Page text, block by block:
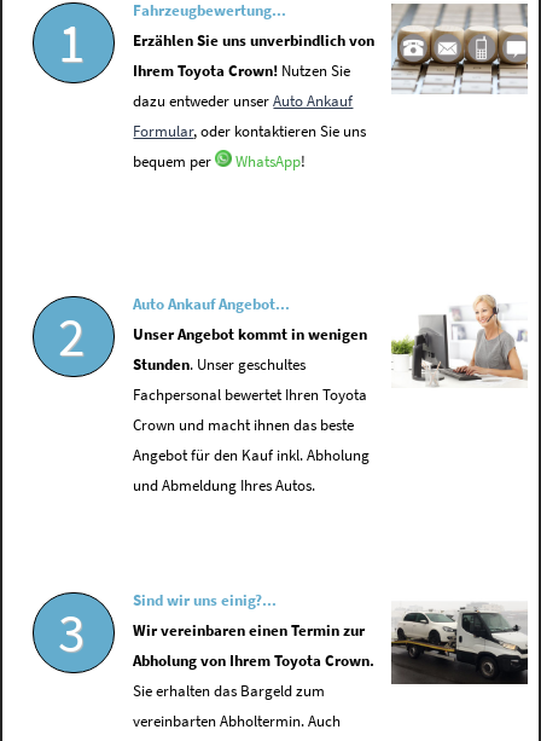
1
Fahrzeugbewertung...
Erzählen Sie uns unverbindlich von
Ihrem Toyota Crown! Nutzen Sie
dazu entweder unserAuto Ankauf
Formular, oder kontaktieren Sie uns
bequem per
WhatsApp!
2
Auto Ankauf Angebot...
Unser Angebot kommt in wenigen
Stunden. Unser geschultes
Fachpersonal bewertet Ihren Toyota
Crown und macht ihnen das beste
Angebot für den Kauf inkl. Abholung
und Abmeldung Ihres Autos.
3
Sind wir uns einig?...
Wir vereinbaren einen Termin zur
Abholung von Ihrem Toyota Crown.
Sie erhalten das Bargeld zum
vereinbarten Abholtermin. Auch